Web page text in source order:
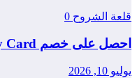
قلعة الشروح 0
احصل على خصم RedotPay Card كوبونات حصرية
يوليو 10, 2026